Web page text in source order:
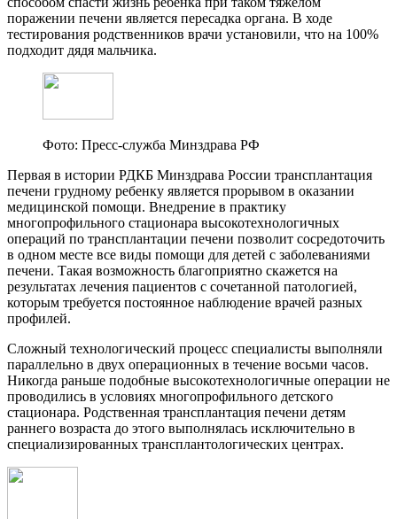
поражении печени является пересадка органа. В ходе
тестирования родственников врачи установили, что на 100%
подходит дядя мальчика.
Фото: Пресс-служба Минздрава РФ
Первая в истории РДКБ Минздрава России трансплантация
печени грудному ребенку является прорывом в оказании
медицинской помощи. Внедрение в практику
многопрофильного стационара высокотехнологичных
операций по трансплантации печени позволит сосредоточить
в одном месте все виды помощи для детей с заболеваниями
печени. Такая возможность благоприятно скажется на
результатах лечения пациентов с сочетанной патологией,
которым требуется постоянное наблюдение врачей разных
профилей.
Сложный технологический процесс специалисты выполняли
параллельно в двух операционных в течение восьми часов.
Никогда раньше подобные высокотехнологичные операции не
проводились в условиях многопрофильного детского
стационара. Родственная трансплантация печени детям
раннего возраста до этого выполнялась исключительно в
специализированных трансплантологических центрах.